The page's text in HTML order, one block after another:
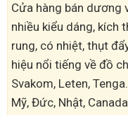
Cửa hàng bán dương
nhiều kiểu dáng, kích
rung, có nhiệt, thụt
hiệu nổi tiếng về đồ
Svakom, Leten,
Mỹ, Đức, Nhật,